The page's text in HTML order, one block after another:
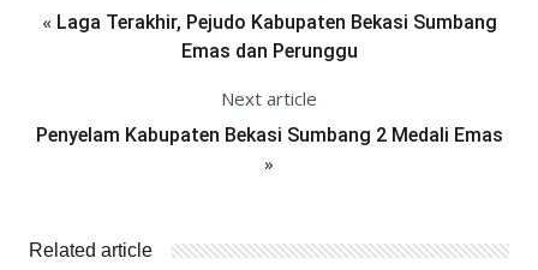
« Laga Terakhir, Pejudo Kabupaten Bekasi Sumbang
Emas dan Perunggu
Next article
Penyelam Kabupaten Bekasi Sumbang 2 Medali Emas
»
Related article